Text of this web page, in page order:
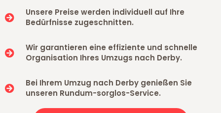
Unsere Preise werden individuell auf Ihre
Bedürfnisse zugeschnitten.
Wir garantieren eine effiziente und schnelle
Organisation Ihres Umzugs nach Derby.
Bei Ihrem Umzug nach Derby genießen Sie
unseren Rundum-sorglos-Service.